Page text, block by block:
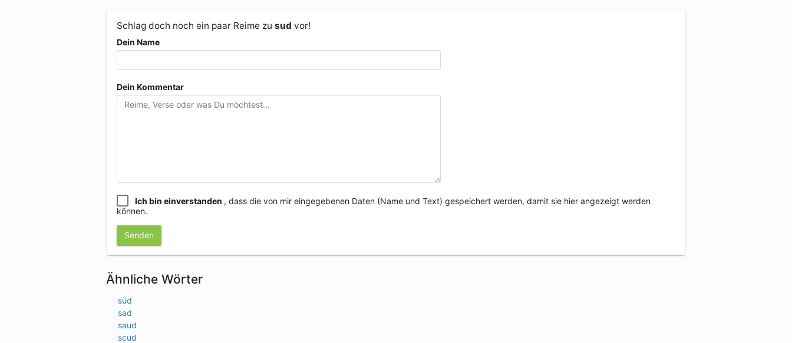
Schlag doch noch ein paar Reime zu sud vor!
Dein Name
Dein Kommentar
Ich bin einverstanden , dass die von mir eingegebenen Daten (Name und Text) gespeichert werden, damit sie hier angezeigt werden
können.
Senden
Ähnliche Wörter
süd
sad
saud
scud